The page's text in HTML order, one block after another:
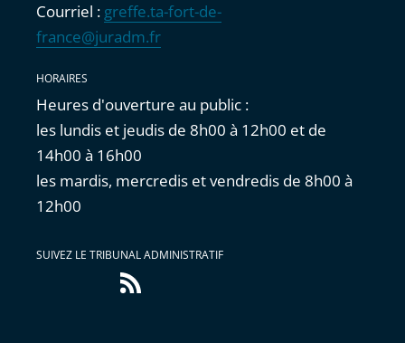
Courriel : greffe.ta-fort-de-
france@juradm.fr
HORAIRES
Heures d'ouverture au public :
les lundis et jeudis de 8h00 à 12h00 et de
14h00 à 16h00
les mardis, mercredis et vendredis de 8h00 à
12h00
SUIVEZ LE TRIBUNAL ADMINISTRATIF
Flux
RSS